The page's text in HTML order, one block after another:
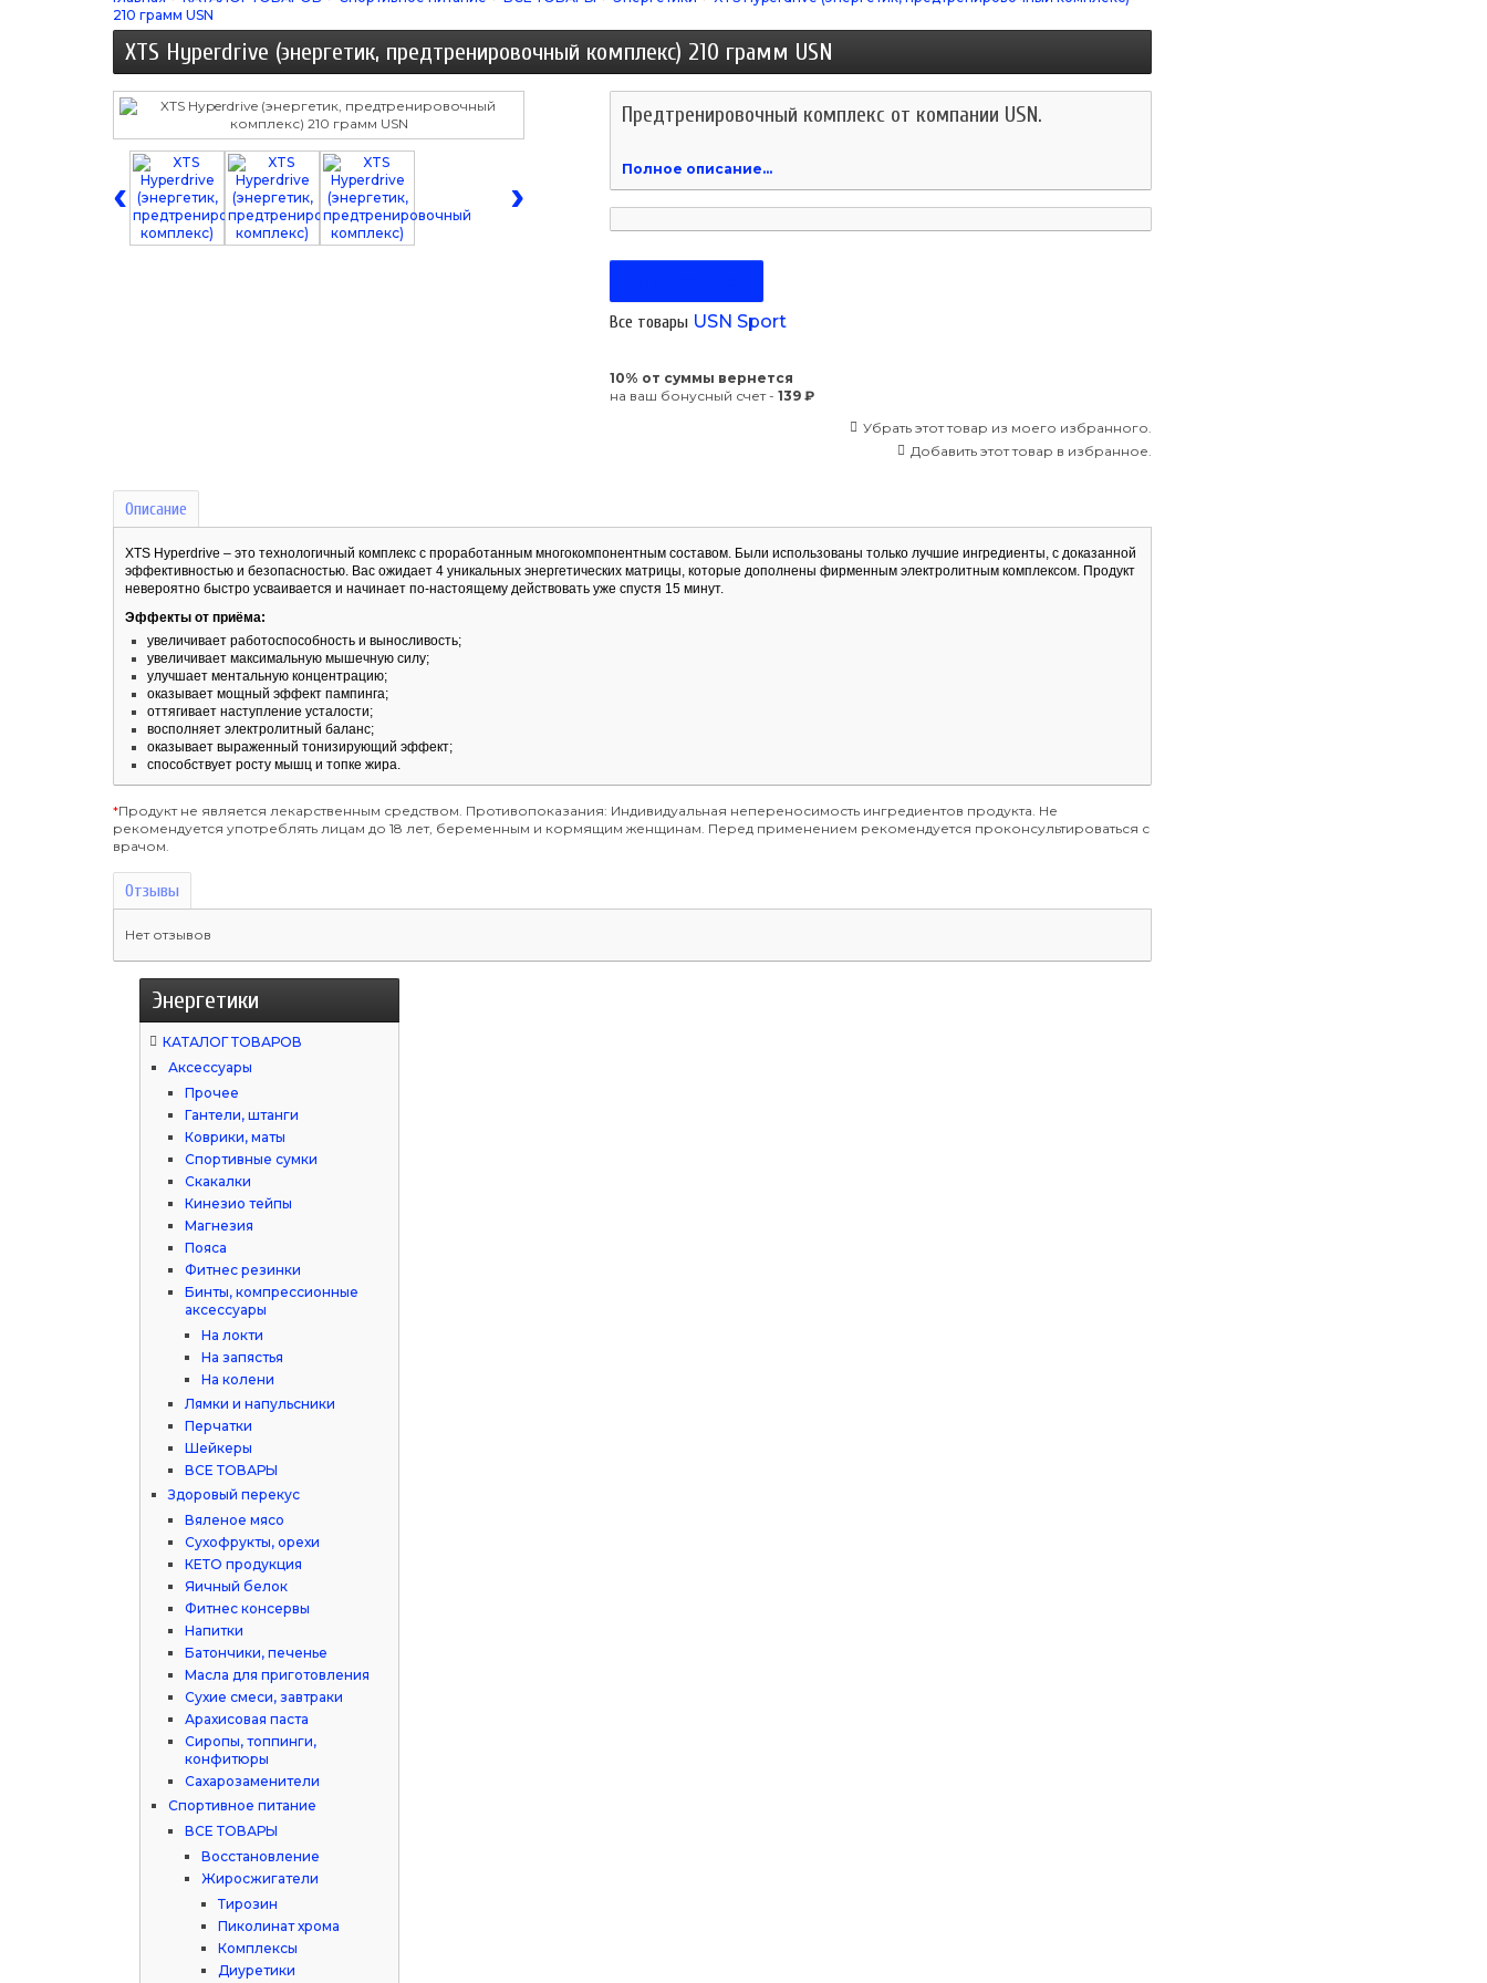
210 грамм USN
XTS Hyperdrive (энергетик, предтренировочный комплекс) 210 грамм USN
‹ ›
Предтренировочный комплекc от компании USN.
Полное описание...
Все товары USN Sport
10% от суммы вернется
на ваш бонусный счет - 139 ₽
Убрать этот товар из моего избранного.
Добавить этот товар в избранное.
Описание
XTS Hyperdrive – это технологичный комплекс с проработанным многокомпонентным составом. Были использованы только лучшие ингредиенты, с доказанной
эффективностью и безопасностью. Вас ожидает 4 уникальных энергетических матрицы, которые дополнены фирменным электролитным комплексом. Продукт
невероятно быстро усваивается и начинает по-настоящему действовать уже спустя 15 минут.
Эффекты от приёма:
увеличивает работоспособность и выносливость;
увеличивает максимальную мышечную силу;
улучшает ментальную концентрацию;
оказывает мощный эффект пампинга;
оттягивает наступление усталости;
восполняет электролитный баланс;
оказывает выраженный тонизирующий эффект;
способствует росту мышц и топке жира.
*Продукт не является лекарственным средством. Противопоказания: Индивидуальная непереносимость ингредиентов продукта. Не
рекомендуется употреблять лицам до 18 лет, беременным и кормящим женщинам. Перед применением рекомендуется проконсультироваться с
врачом.
Отзывы
Нет отзывов
Энергетики
КАТАЛОГ ТОВАРОВ
Аксессуары
Прочее
Гантели, штанги
Коврики, маты
Спортивные сумки
Скакалки
Кинезио тейпы
Магнезия
Пояса
Фитнес резинки
Бинты, компрессионные
аксессуары
На локти
На запястья
На колени
Лямки и напульсники
Перчатки
Шейкеры
ВСЕ ТОВАРЫ
Здоровый перекус
Вяленое мясо
Сухофрукты, орехи
КЕТО продукция
Яичный белок
Фитнес консервы
Напитки
Батончики, печенье
Масла для приготовления
Сухие смеси, завтраки
Арахисовая паста
Сиропы, топпинги,
конфитюры
Сахарозаменители
Спортивное питание
ВСЕ ТОВАРЫ
Восстановление
Жиросжигатели
Тирозин
Пиколинат хрома
Комплексы
Диуретики